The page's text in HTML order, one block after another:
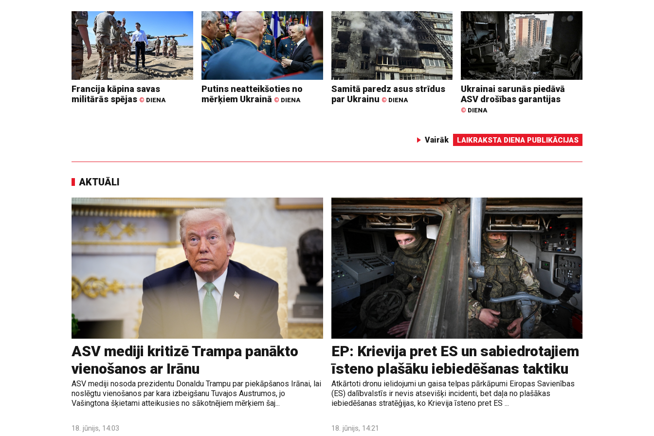
Francija kāpina savas
militārās spējas © DIENA
Putins neatteikšoties no
mērķiem Ukrainā © DIENA
Samitā paredz asus strīdus
par Ukrainu © DIENA
Ukrainai sarunās piedāvā
ASV drošības garantijas
© DIENA
Vairāk LAIKRAKSTA DIENA PUBLIKĀCIJAS
AKTUĀLI
ASV mediji kritizē Trampa panākto
vienošanos ar Irānu
ASV mediji nosoda prezidentu Donaldu Trampu par piekāpšanos Irānai, lai
noslēgtu vienošanos par kara izbeigšanu Tuvajos Austrumos, jo
Vašingtona šķietami atteikusies no sākotnējiem mērķiem šaj...
18. jūnijs, 14:03
EP: Krievija pret ES un sabiedrotajiem
īsteno plašāku iebiedēšanas taktiku
Atkārtoti dronu ielidojumi un gaisa telpas pārkāpumi Eiropas Savienības
(ES) dalībvalstīs ir nevis atsevišķi incidenti, bet daļa no plašākas
iebiedēšanas stratēģijas, ko Krievija īsteno pret ES ...
18. jūnijs, 14:21